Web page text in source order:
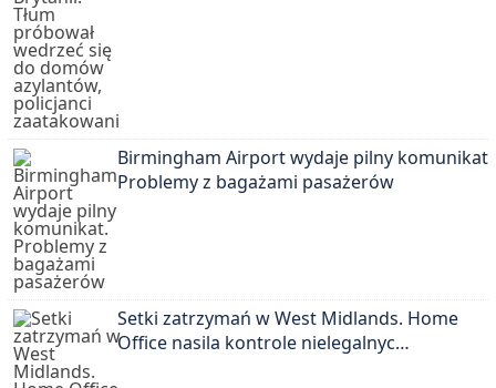
Birmingham Airport wydaje pilny komunikat.
Problemy z bagażami pasażerów
Setki zatrzymań w West Midlands. Home
Office nasila kontrole nielegalnyc…